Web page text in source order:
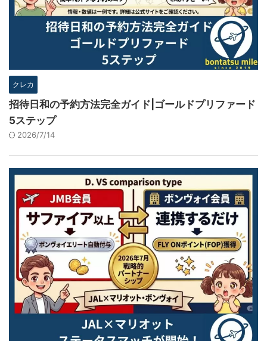
クレカ
招待日和の予約方法完全ガイド|ゴールドプリファード
5ステップ
2026/7/14